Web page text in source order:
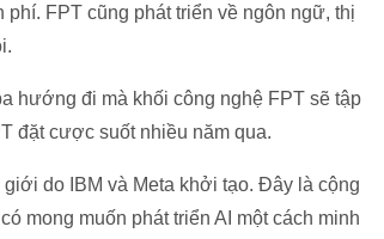
FPT cũng phát triển về ngôn ngữ, thị
hướng đi mà khối công nghệ FPT sẽ tập
đặt cược suốt nhiều năm qua.
do IBM và Meta khởi tạo. Đây là cộng
mong muốn phát triển AI một cách minh